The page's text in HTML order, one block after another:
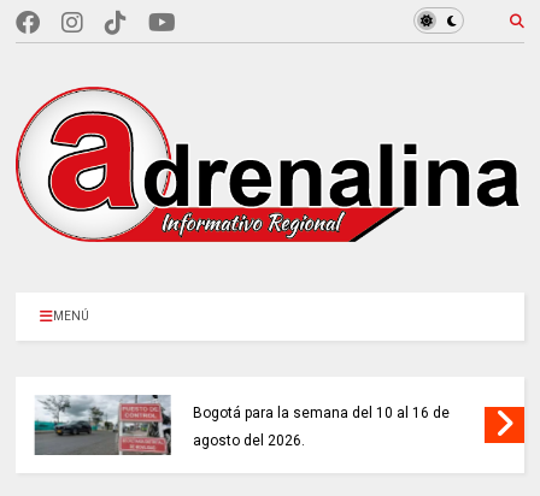
MENÚ
Bogotá para la semana del 10 al 16 de
agosto del 2026.